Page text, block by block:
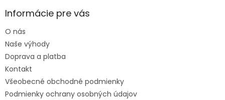
Informácie pre vás
O nás
Naše výhody
Doprava a platba
Kontakt
Všeobecné obchodné podmienky
Podmienky ochrany osobných údajov